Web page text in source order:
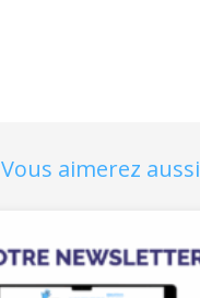
Vous aimerez aussi